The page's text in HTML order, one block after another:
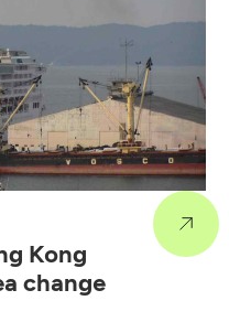
Kong
change